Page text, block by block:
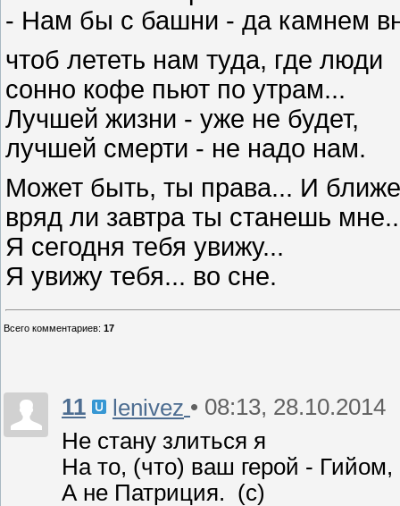
- Нам бы с башни - да камнем
чтоб лететь нам туда, где люди
сонно кофе пьют по утрам...
Лучшей жизни - уже не будет,
лучшей смерти - не надо нам.
Может быть, ты права... И ближе
вряд ли завтра ты станешь
Я сегодня тебя увижу...
Я увижу тебя... во сне.
Всего комментариев: 17
11 lenivez • 08:13, 28.10.2014
Не стану злиться я
На то, (что) ваш герой - Гийом,
А не Патриция. (с)